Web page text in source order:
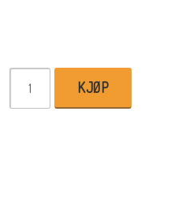
KJØP